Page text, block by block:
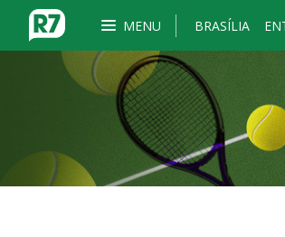
MENU BRASÍLIA